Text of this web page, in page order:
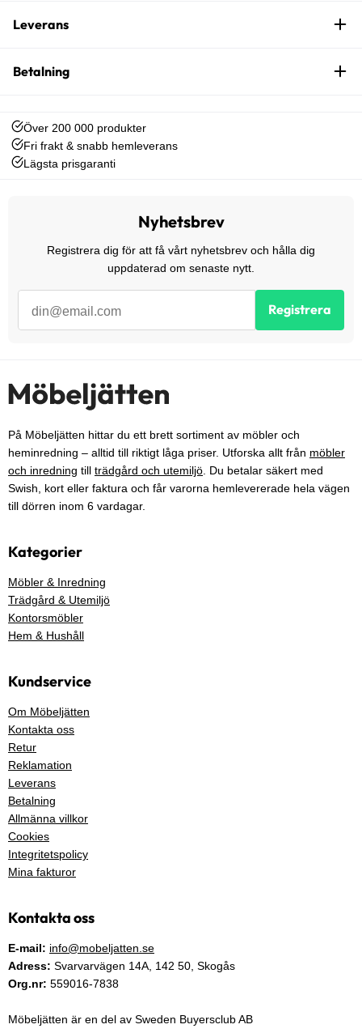
Leverans
Betalning
Över 200 000 produkter
Fri frakt & snabb hemleverans
Lägsta prisgaranti
Nyhetsbrev
Registrera dig för att få vårt nyhetsbrev och hålla dig
uppdaterad om senaste nytt.
Registrera
På Möbeljätten hittar du ett brett sortiment av möbler och
heminredning – alltid till riktigt låga priser. Utforska allt från möbler
och inredning till trädgård och utemiljö. Du betalar säkert med
Swish, kort eller faktura och får varorna hemlevererade hela vägen
till dörren inom 6 vardagar.
Kategorier
Möbler & Inredning
Trädgård & Utemiljö
Kontorsmöbler
Hem & Hushåll
Kundservice
Om Möbeljätten
Kontakta oss
Retur
Reklamation
Leverans
Betalning
Allmänna villkor
Cookies
Integritetspolicy
Mina fakturor
Kontakta oss
E-mail: info@mobeljatten.se
Adress: Svarvarvägen 14A, 142 50, Skogås
Org.nr: 559016-7838
Möbeljätten är en del av Sweden Buyersclub AB